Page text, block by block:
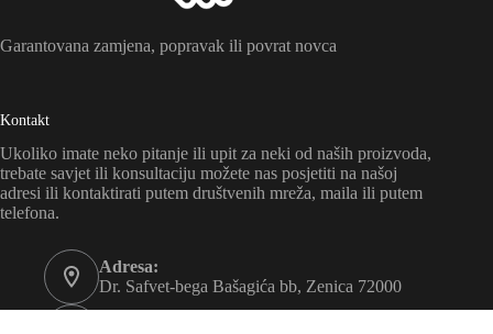
Garantovana zamjena, popravak ili povrat novca
Kontakt
Ukoliko imate neko pitanje ili upit za neki od naših proizvoda,
trebate savjet ili konsultaciju možete nas posjetiti na našoj
adresi ili kontaktirati putem društvenih mreža, maila ili putem
telefona.
Adresa:
Dr. Safvet-bega Bašagića bb, Zenica 72000